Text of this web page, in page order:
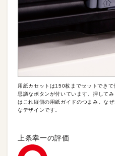
用紙カセットは150枚までセットでき
思議なボタンが付いています。押して
はこれ縦側の用紙ガイドのつまみ。な
なデザインです。
上条幸一の評価